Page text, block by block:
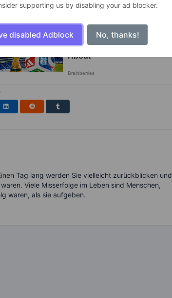
Tag lang werden Sie vielleicht zurückblicken und
Viele Misserfolge im Leben sind Menschen,
waren, als sie aufgeben.
supporting us by disabling your ad blocker.
disabled Adblock No, thanks!